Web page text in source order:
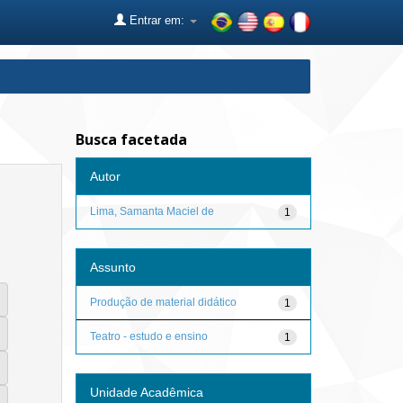
Entrar em:
Busca facetada
Autor
1
Lima, Samanta Maciel de
Assunto
1
Produção de material didático
1
Teatro - estudo e ensino
Unidade Acadêmica